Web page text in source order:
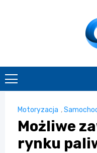
Motoryzacja ,
Możliwe
rynku